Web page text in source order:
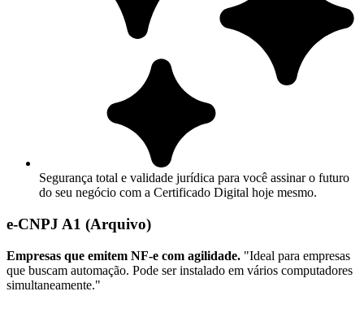
Segurança total e validade jurídica para você assinar o futuro
do seu negócio com a Certificado Digital hoje mesmo.
e-CNPJ A1 (Arquivo)
Empresas que emitem NF-e com agilidade. "Ideal para empresas
que buscam automação. Pode ser instalado em vários computadores
simultaneamente."